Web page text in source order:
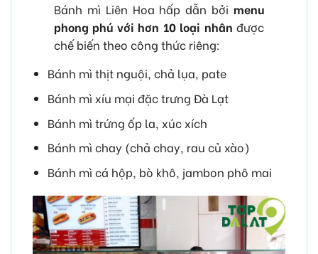
Bánh mì Liên Hoa hấp dẫn bởi menu
phong phú với hơn 10 loại nhân được
chế biến theo công thức riêng:
Bánh mì thịt nguội, chả lụa, pate
Bánh mì xíu mại đặc trưng Đà Lạt
Bánh mì trứng ốp la, xúc xích
Bánh mì chay (chả chay, rau củ xào)
Bánh mì cá hộp, bò khô, jambon phô mai